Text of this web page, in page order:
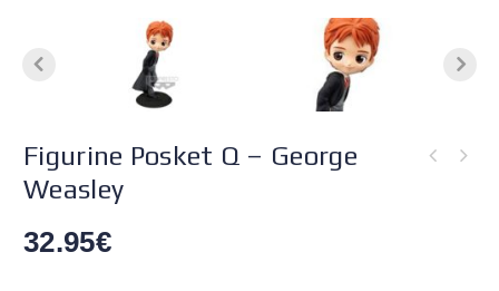
Figurine Posket Q – George
Weasley
32.95€